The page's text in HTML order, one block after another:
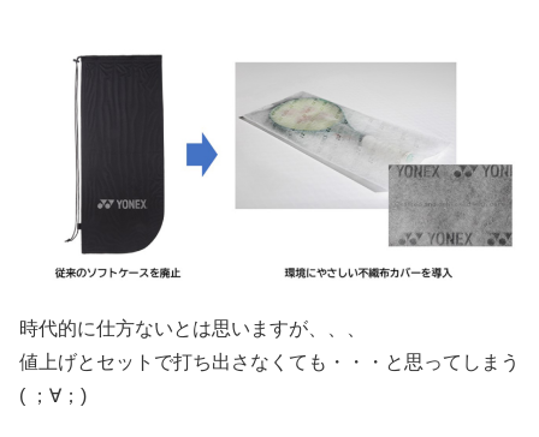
時代的に仕方ないとは思いますが、、、
値上げとセットで打ち出さなくても・・・と思ってしまう
( ；∀；)